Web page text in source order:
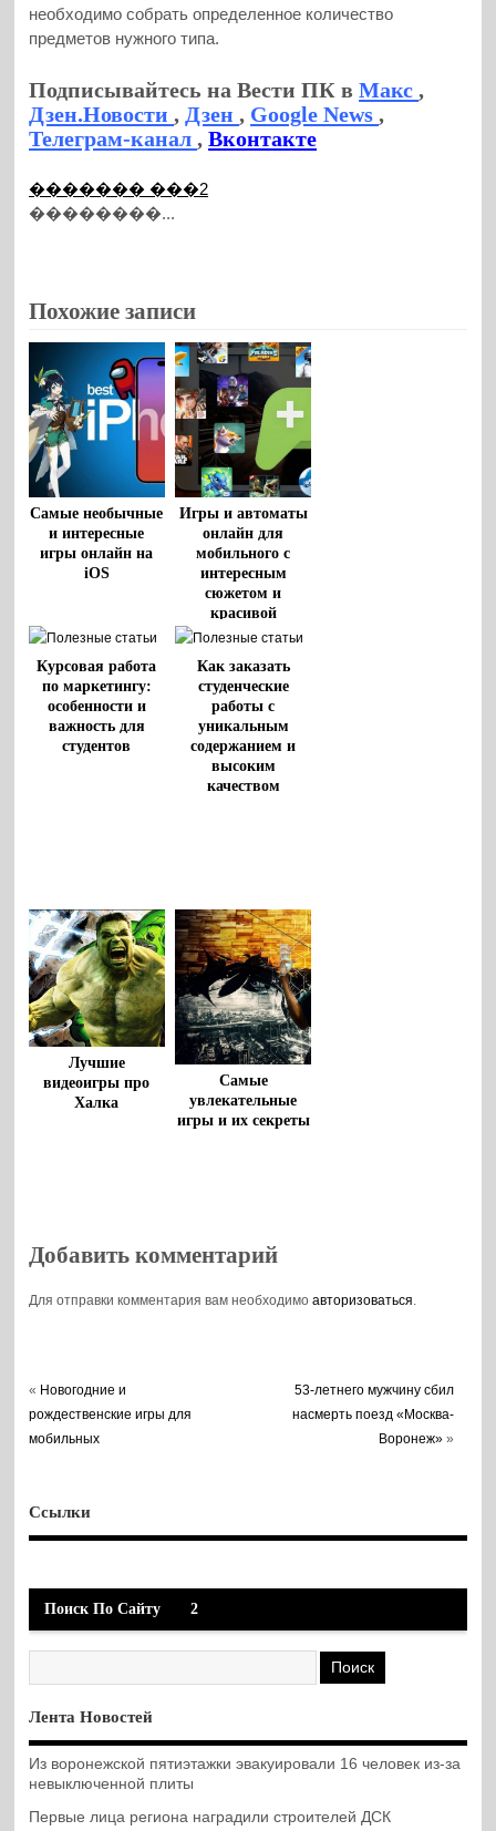
необходимо собрать определенное количество
предметов нужного типа.
Подписывайтесь на Вести ПК вМакс,
Дзен.Новости, Дзен, Google News,
Телеграм-канал,Вконтакте
������� ���2
��������...
Похожие записи
Самые необычные
и интересные
игры онлайн на
iOS
Игры и автоматы
онлайн для
мобильного с
интересным
сюжетом и
красивой
графикой
Курсовая работа
по маркетингу:
особенности и
важность для
студентов
Как заказать
студенческие
работы с
уникальным
содержанием и
высоким
качеством
Лучшие
видеоигры про
Халка
Самые
увлекательные
игры и их секреты
Добавить комментарий
Для отправки комментария вам необходимоавторизоваться.
« Новогодние и
рождественские игры для
мобильных
53-летнего мужчину сбил
насмерть поезд «Москва-
Воронеж» »
Ссылки
Поиск По Сайту 2
Лента Новостей
Из воронежской пятиэтажки эвакуировали 16 человек из-за
невыключенной плиты
Первые лица региона наградили строителей ДСК